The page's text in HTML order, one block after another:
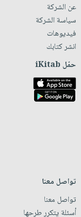
عن الشركة
سياسة الشركة
فيديوهات
انشر كتابك
حمّل iKitab
تواصل معنا
تواصل معنا
أسئلة يتكرر طرحها